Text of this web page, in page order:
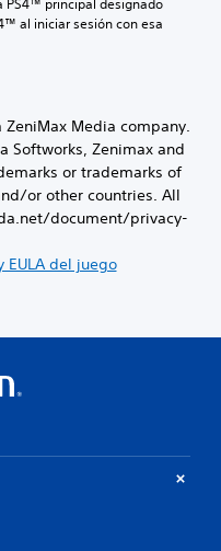
al iniciar sesión con esa
Media company.
Softworks, Zenimax and
or trademarks of
or other countries. All
document/privacy-
del juego